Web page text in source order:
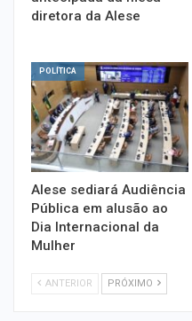
diretora da Alese
POLÍTICA
Alese sediará Audiência
Pública em alusão ao
Dia Internacional da
Mulher
ANTERIOR PRÓXIMO